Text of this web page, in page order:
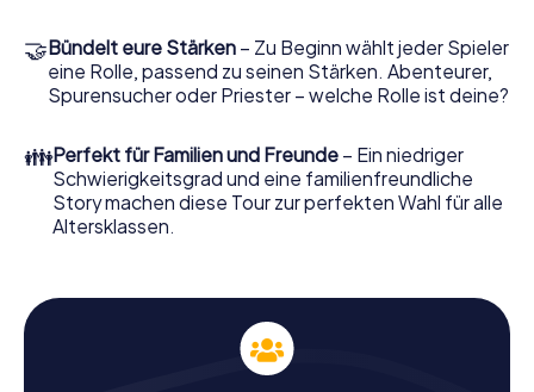
🤝Bündelt eure Stärken – Zu Beginn wählt jeder Spieler
eine Rolle, passend zu seinen Stärken. Abenteurer,
Spurensucher oder Priester – welche Rolle ist deine?
👪Perfekt für Familien und Freunde – Ein niedriger
Schwierigkeitsgrad und eine familienfreundliche
Story machen diese Tour zur perfekten Wahl für alle
Altersklassen.